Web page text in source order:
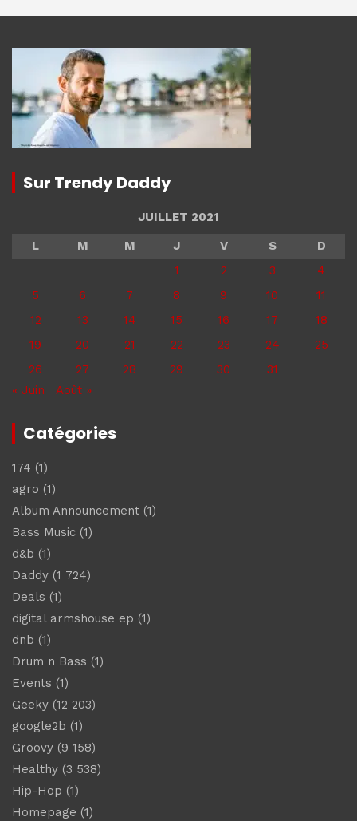
Sur Trendy Daddy
JUILLET 2021
L
M M J V S
D
1
2 3
4
5
6 7 8 9 10
11
12
13 14 15 16 17
18
19
20 21 22 23 24
25
26
27 28 29 30
31
« Juin
Août »
Catégories
174 (1)
agro (1)
Album Announcement (1)
Bass Music (1)
d&b (1)
Daddy (1 724)
Deals (1)
digital armshouse ep (1)
dnb (1)
Drum n Bass (1)
Events (1)
Geeky (12 203)
google2b (1)
Groovy (9 158)
Healthy (3 538)
Hip-Hop (1)
Homepage (1)